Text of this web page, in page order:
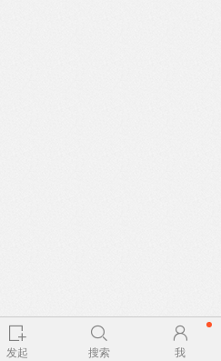
发起 搜索 我